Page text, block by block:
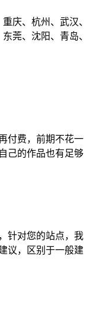
庆、杭州、武汉、
莞、沈阳、青岛、
付费，前期不花一
己的作品也有足够
针对您的站点，我
议，区别于一般建